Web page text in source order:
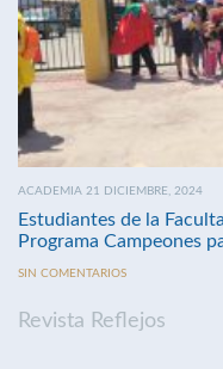
ACADEMIA 21 DICIEMBRE, 2024
Estudiantes de la
Programa Campeones
SIN COMENTARIOS
Revista Reflejos